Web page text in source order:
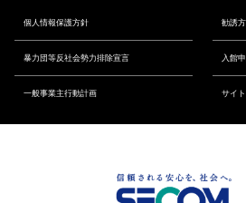
個人情報保護方針 勧誘
暴力団等反社会勢力排除宣言 入館
一般事業主行動計画 サイ